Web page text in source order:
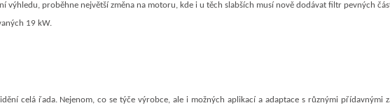
výhledu, proběhne největší změna na motoru, kde i u těch slabších musí nově dodávat filtr pevných
19 kW.
celá řada. Nejenom, co se týče výrobce, ale i možných aplikací a adaptace s různými